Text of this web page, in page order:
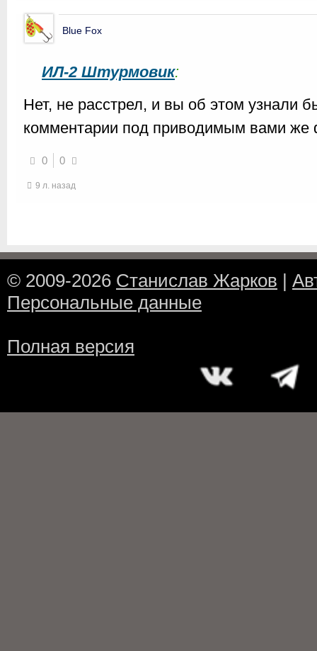
Blue Fox
ИЛ-2 Штурмовик:
Нет, не расстрел, и вы об этом узнали
комментарии под приводимым вами же
0 0
9 л. назад
© 2009-2026 Станислав Жарков |
Персональные данные
Полная версия